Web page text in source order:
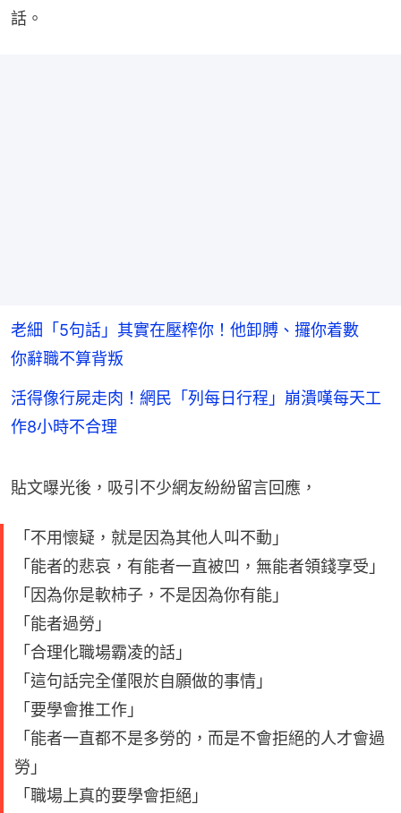
話。
老細「5句話」其實在壓榨你！他卸膊、攞你着數
你辭職不算背叛
活得像行屍走肉！網民「列每日行程」崩潰嘆每天工
作8小時不合理
貼文曝光後，吸引不少網友紛紛留言回應，
「不用懷疑，就是因為其他人叫不動」
「能者的悲哀，有能者一直被凹，無能者領錢享受」
「因為你是軟柿子，不是因為你有能」
「能者過勞」
「合理化職場霸凌的話」
「這句話完全僅限於自願做的事情」
「要學會推工作」
「能者一直都不是多勞的，而是不會拒絕的人才會過
勞」
「職場上真的要學會拒絕」